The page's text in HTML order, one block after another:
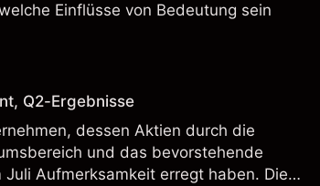
Einflüsse von Bedeutung sein
Q2-Ergebnisse
dessen Aktien durch die
und das bevorstehende
Aufmerksamkeit erregt haben. Die